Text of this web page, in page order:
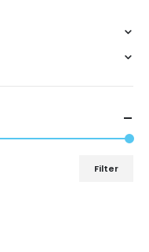
Filter